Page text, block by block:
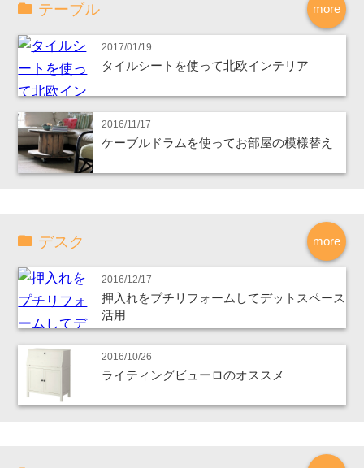
more
テーブル
2017/01/19
タイルシートを使って北欧インテリア
2016/11/17
ケーブルドラムを使ってお部屋の模様替え
more
デスク
2016/12/17
押入れをプチリフォームしてデットスペース
活用
2016/10/26
ライティングビューロのオススメ